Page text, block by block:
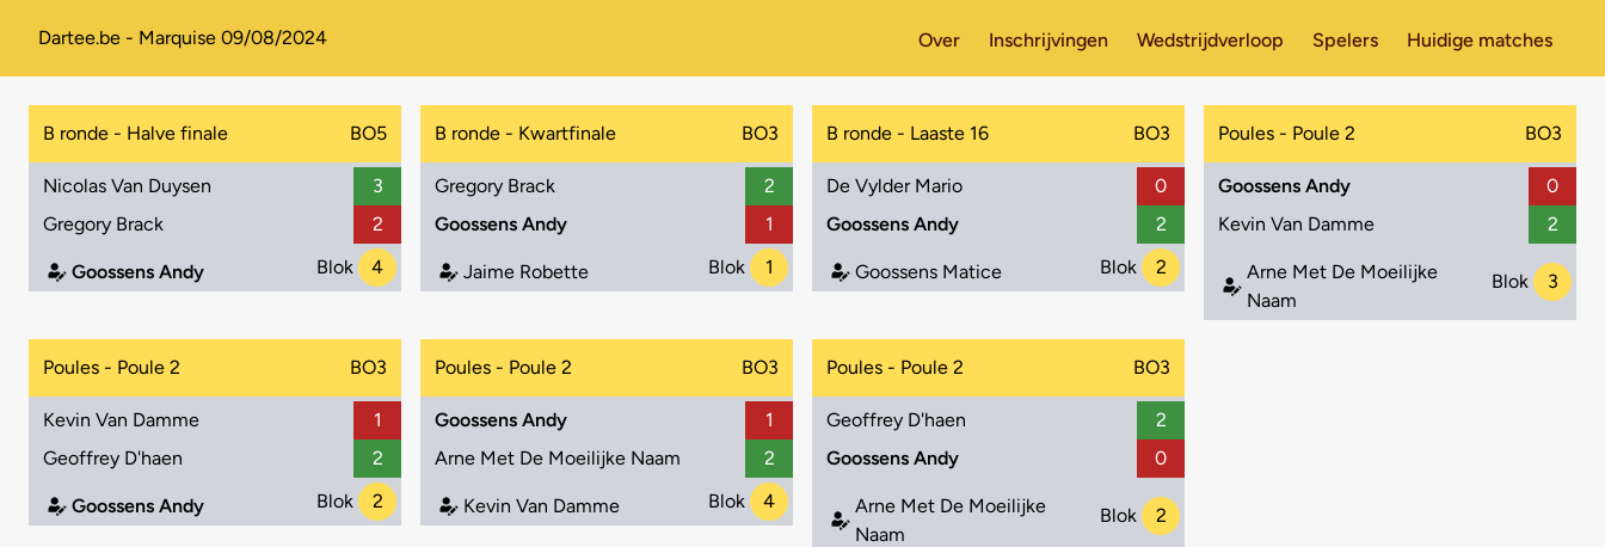
Dartee.be - Marquise 09/08/2024 Over Inschrijvingen Wedstrijdverloop Spelers Huidige matches
B ronde - Halve finale BO5
Nicolas Van Duysen
3
Gregory Brack
2
Goossens Andy Blok 4
B ronde - Kwartfinale BO3
Gregory Brack
2
Goossens Andy
1
Jaime Robette Blok 1
B ronde - Laaste 16 BO3
De Vylder Mario
0
Goossens Andy
2
Goossens Matice Blok 2
Poules - Poule 2 BO3
Goossens Andy
0
Kevin Van Damme
2
Arne Met De Moeilijke
Naam
Blok 3
Poules - Poule 2 BO3
Kevin Van Damme
1
Geoffrey D'haen
2
Goossens Andy Blok 2
Poules - Poule 2 BO3
Goossens Andy
1
Arne Met De Moeilijke Naam
2
Kevin Van Damme Blok 4
Poules - Poule 2 BO3
Geoffrey D'haen
2
Goossens Andy
0
Arne Met De Moeilijke
Naam
Blok 2